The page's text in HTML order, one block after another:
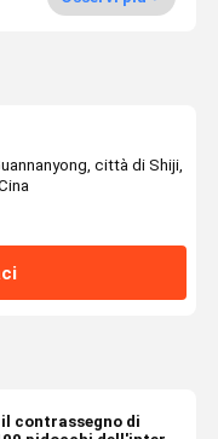
città di Shiji,
contrassegno di